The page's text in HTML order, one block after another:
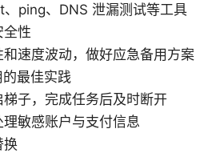
ping、DNS 泄漏测试等工具
全性
速度波动，做好应急备用方案
最佳实践
子，完成任务后及时断开
敏感账户与支付信息
换